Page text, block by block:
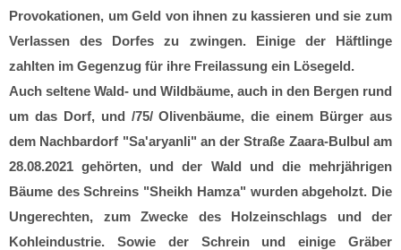
Provokationen, um Geld von ihnen zu kassieren und sie zum
Verlassen des Dorfes zu zwingen. Einige der Häftlinge
zahlten im Gegenzug für ihre Freilassung ein Lösegeld.
Auch seltene Wald- und Wildbäume, auch in den Bergen rund
um das Dorf, und /75/ Olivenbäume, die einem Bürger aus
dem Nachbardorf "Sa'aryanli" an der Straße Zaara-Bulbul am
28.08.2021 gehörten, und der Wald und die mehrjährigen
Bäume des Schreins "Sheikh Hamza" wurden abgeholzt. Die
Ungerechten, zum Zwecke des Holzeinschlags und der
Kohleindustrie. Sowie der Schrein und einige Gräber